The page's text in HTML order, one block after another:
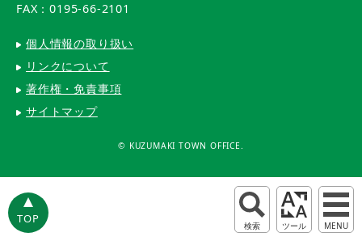
FAX：0195-66-2101
個人情報の取り扱い
リンクについて
著作権・免責事項
サイトマップ
© KUZUMAKI TOWN OFFICE.
TOP